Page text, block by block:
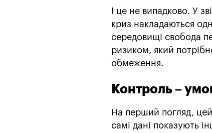
І це не випадково. У
криз накладаються
середовищі свобода
ризиком, який
обмеження.
Контроль –
На перший погляд,
самі дані показують